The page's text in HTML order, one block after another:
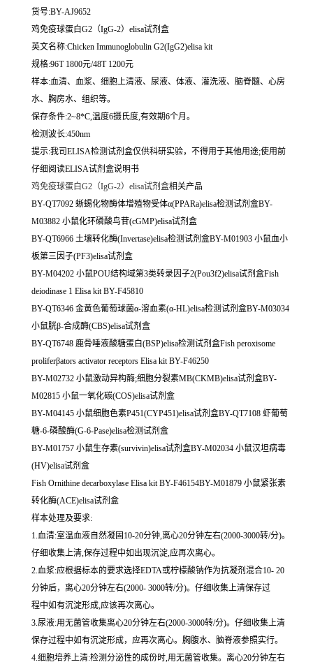
货号:BY-AJ9652
鸡免疫球蛋白G2（IgG-2）elisa试剂盒
英文名称:Chicken Immunoglobulin G2(IgG2)elisa kit
规格:96T 1800元/48T 1200元
样本:血清、血浆、细胞上清液、尿液、体液、灌洗液、脑脊髓、心房
水、胸房水、组织等。
保存条件:2~8*C,温度6摄氏度,有效期6个月。
检测波长:450nm
提示:我司ELISA检测试剂盒仅供科研实验，不得用于其他用途;使用前
仔细阅读ELISA试剂盒说明书
鸡免疫球蛋白G2（IgG-2）elisa试剂盒相关产品
BY-QT7092 蜥蜴化物酶体增殖物受体α(PPARa)elisa检测试剂盒BY-
M03882 小鼠化环磷酸鸟苷(cGMP)elisa试剂盒
BY-QT6966 土壤转化酶(Invertase)elisa检测试剂盒BY-M01903 小鼠血小
板第三因子(PF3)elisa试剂盒
BY-M04202 小鼠POU结构域第3类转录因子2(Pou3f2)elisa试剂盒Fish
deiodinase 1 Elisa kit BY-F45810
BY-QT6346 金黄色葡萄球菌α-溶血素(α-HL)elisa检测试剂盒BY-M03034
小鼠胱β-合成酶(CBS)elisa试剂盒
BY-QT6748 鹿骨唾液酸糖蛋白(BSP)elisa检测试剂盒Fish peroxisome
proliferβators activator receptors Elisa kit BY-F46250
BY-M02732 小鼠激动异构酶;细胞分裂素MB(CKMB)elisa试剂盒BY-
M02815 小鼠一氧化碳(COS)elisa试剂盒
BY-M04145 小鼠细胞色素P451(CYP451)elisa试剂盒BY-QT7108 虾葡萄
糖-6-磷酸酶(G-6-Pase)elisa检测试剂盒
BY-M01757 小鼠生存素(survivin)elisa试剂盒BY-M02034 小鼠汉坦病毒
(HV)elisa试剂盒
Fish Ornithine decarboxylase Elisa kit BY-F46154BY-M01879 小鼠紧张素
转化酶(ACE)elisa试剂盒
样本处理及要求:
1.血清:室温血液自然凝固10-20分钟,离心20分钟左右(2000-3000转/分)。
仔细收集上清,保存过程中如出现沉淀,应再次离心。
2.血浆:应根据标本的要求选择EDTA或柠檬酸钠作为抗凝剂混合10- 20
分钟后，离心20分钟左右(2000- 3000转/分)。仔细收集上清保存过
程中如有沉淀形成,应该再次离心。
3.尿液:用无菌管收集离心20分钟左右(2000-3000转/分)。仔细收集上清
保存过程中如有沉淀形成，应再次离心。胸腹水、脑脊液参照实行。
4.细胞培养上清:检测分泌性的成份时,用无菌管收集。离心20分钟左右